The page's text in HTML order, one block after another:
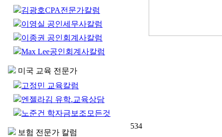
김광호CPA전문가칼럼
이영실 공인세무사칼럼
이종권 공인회계사칼럼
Max Lee공인회계사칼럼
미국 교육 전문가
고정민 교육칼럼
엔젤라김 유학.교육상담
노준건 학자금보조모든것
보험 전문가 칼럼
534